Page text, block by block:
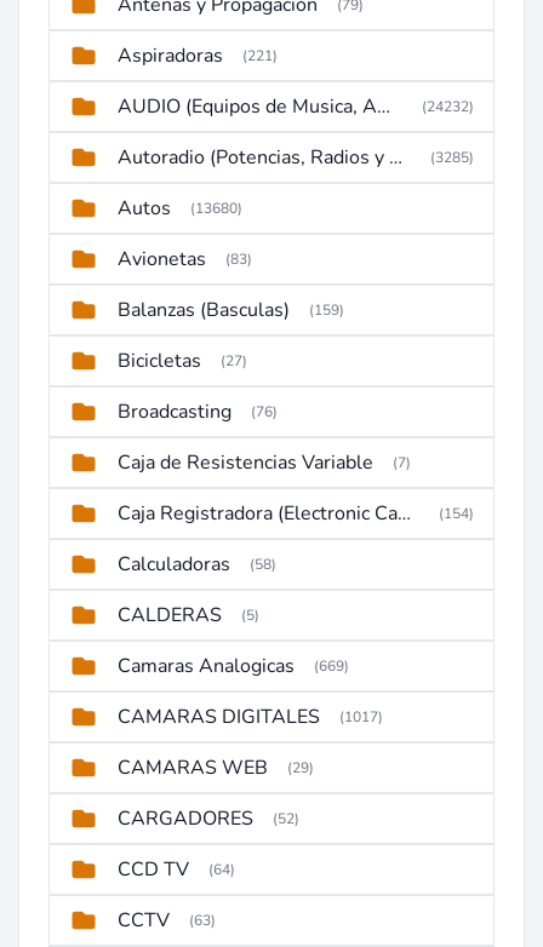
(79)
Aspiradoras (221)
AUDIO (Equipos de Musica, Amplificadores, Reproductores, Etc) (24232)
Autoradio (Potencias, Radios y DVD) (3285)
Autos (13680)
Avionetas (83)
Balanzas (Basculas) (159)
Bicicletas (27)
Broadcasting (76)
Caja de Resistencias Variable (7)
Caja Registradora (Electronic Cash Register) (154)
Calculadoras (58)
CALDERAS (5)
Camaras Analogicas (669)
CAMARAS DIGITALES (1017)
CAMARAS WEB (29)
CARGADORES (52)
CCD TV (64)
CCTV (63)